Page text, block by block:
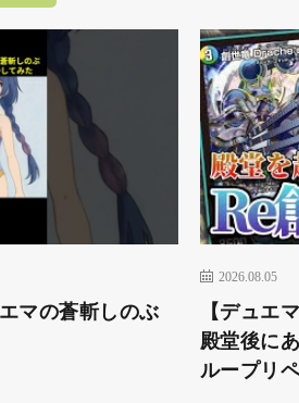
マの蒼斬しのぶ
2026.08.05
【デュエ
殿堂後に
ループリ